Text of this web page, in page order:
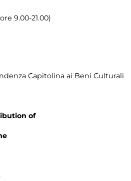
9.00-21.00)
Capitolina ai Beni Culturali
of